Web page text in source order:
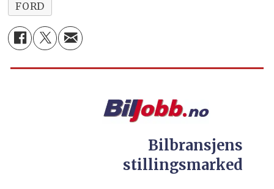
FORD
Bilbransjens
stillingsmarked